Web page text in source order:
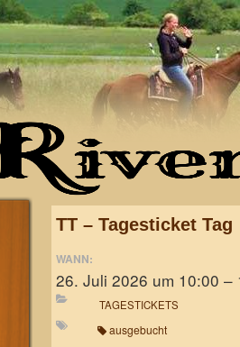
TT – Tagesticket Tag
WANN:
26. Juli 2026 um 10:00 –
TAGESTICKETS
ausgebucht